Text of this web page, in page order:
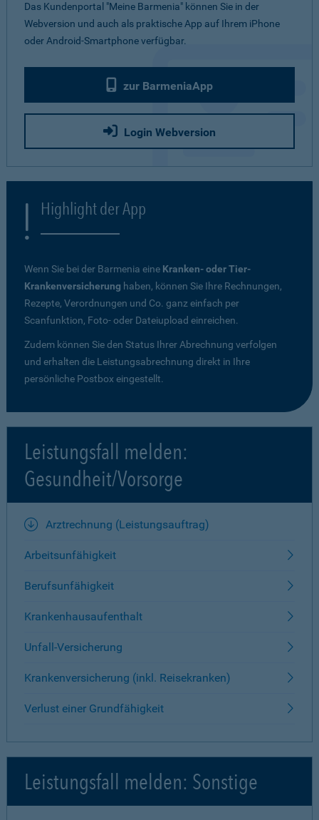
Das Kundenportal "Meine Barmenia" können Sie in der
Webversion und auch als praktische App auf Ihrem iPhone
oder Android-Smartphone verfügbar.
zur BarmeniaApp
Login Webversion
Highlight der App
Wenn Sie bei der Barmenia eine Kranken- oder Tier-
Krankenversicherung haben, können Sie Ihre Rechnungen,
Rezepte, Verordnungen und Co. ganz einfach per
Scanfunktion, Foto- oder Dateiupload einreichen.
Zudem können Sie den Status Ihrer Abrechnung verfolgen
und erhalten die Leistungsabrechnung direkt in Ihre
persönliche Postbox eingestellt.
Leistungsfall melden:
Gesundheit/Vorsorge
Arztrechnung (Leistungsauftrag)
Arbeitsunfähigkeit
Berufsunfähigkeit
Krankenhausaufenthalt
Unfall-Versicherung
Krankenversicherung (inkl. Reisekranken)
Verlust einer Grundfähigkeit
Leistungsfall melden: Sonstige